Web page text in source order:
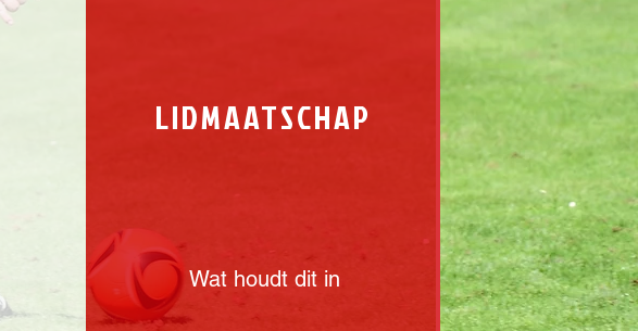
LIDMAATSCHAP
Wat houdt dit in